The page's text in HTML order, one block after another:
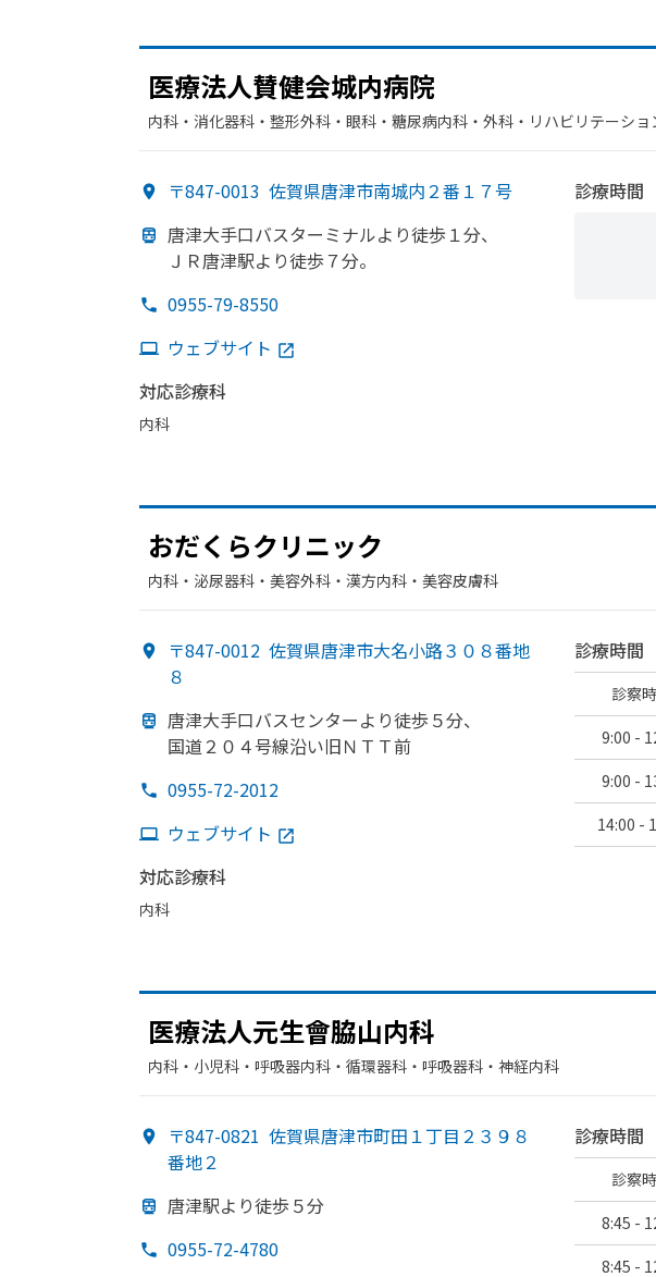
医療法人賛健会城内病院
内科・​消化器科・​整形外科・​眼科・​糖尿病内科・​外科・​リハビリテーシ
〒847-0013 佐賀県唐津市南城内２番１７号
唐津大手口バスターミナルより徒歩１分、
ＪＲ唐津駅より徒歩７分。
0955-79-8550
ウェブサイト
対応診療科
内科
診療時間
おだくらクリニック
内科・​泌尿器科・​美容外科・​漢方内科・​美容皮膚科
〒847-0012 佐賀県唐津市大名小路３０８番地
８
唐津大手口バスセンターより徒歩５分、
国道２０４号線沿い旧ＮＴＴ前
0955-72-2012
ウェブサイト
対応診療科
内科
診療時間
診察
9:00 -
9:00 -
14:00 -
医療法人元生會脇山内科
内科・​小児科・​呼吸器内科・​循環器科・​呼吸器科・​神経内科
〒847-0821 佐賀県唐津市町田１丁目２３９８
番地２
唐津駅より徒歩５分
0955-72-4780
診療時間
診察
8:45 -
8:45 -